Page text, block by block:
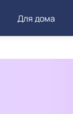
Для дома